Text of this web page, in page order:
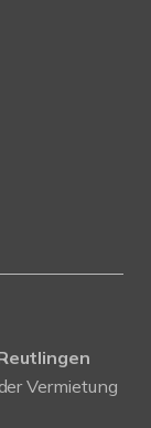
Vermietung